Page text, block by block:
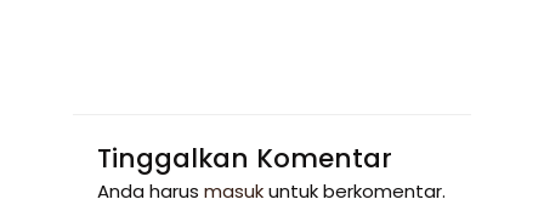
Tinggalkan Komentar
Anda harus masukuntuk berkomentar.